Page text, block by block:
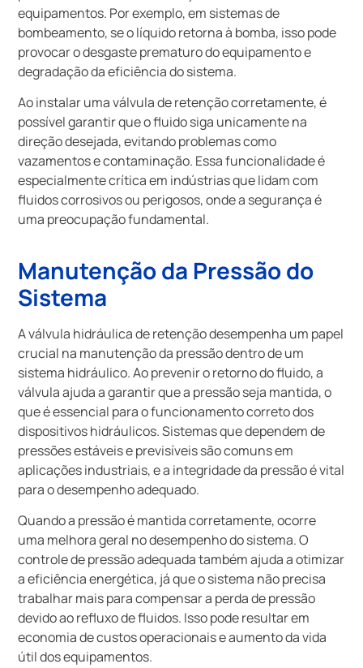
equipamentos. Por exemplo, em sistemas de
bombeamento, se o líquido retorna à bomba, isso pode
provocar o desgaste prematuro do equipamento e
degradação da eficiência do sistema.
Ao instalar uma válvula de retenção corretamente, é
possível garantir que o fluido siga unicamente na
direção desejada, evitando problemas como
vazamentos e contaminação. Essa funcionalidade é
especialmente crítica em indústrias que lidam com
fluidos corrosivos ou perigosos, onde a segurança é
uma preocupação fundamental.
Manutenção da Pressão do
Sistema
A válvula hidráulica de retenção desempenha um papel
crucial na manutenção da pressão dentro de um
sistema hidráulico. Ao prevenir o retorno do fluido, a
válvula ajuda a garantir que a pressão seja mantida, o
que é essencial para o funcionamento correto dos
dispositivos hidráulicos. Sistemas que dependem de
pressões estáveis e previsíveis são comuns em
aplicações industriais, e a integridade da pressão é vital
para o desempenho adequado.
Quando a pressão é mantida corretamente, ocorre
uma melhora geral no desempenho do sistema. O
controle de pressão adequada também ajuda a otimizar
a eficiência energética, já que o sistema não precisa
trabalhar mais para compensar a perda de pressão
devido ao refluxo de fluidos. Isso pode resultar em
economia de custos operacionais e aumento da vida
útil dos equipamentos.